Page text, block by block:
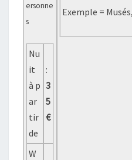
ersonne
s
Nu
it
à p
ar
tir
de
:
3
5
€
W
Exemple =